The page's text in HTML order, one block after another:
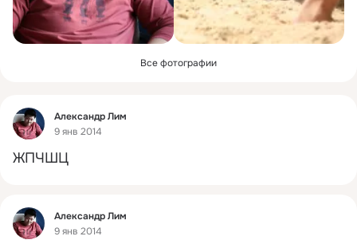
Все фотографии
Фид
Александр Лим
9 янв 2014
ЖПЧШЦ
Фид
Александр Лим
9 янв 2014